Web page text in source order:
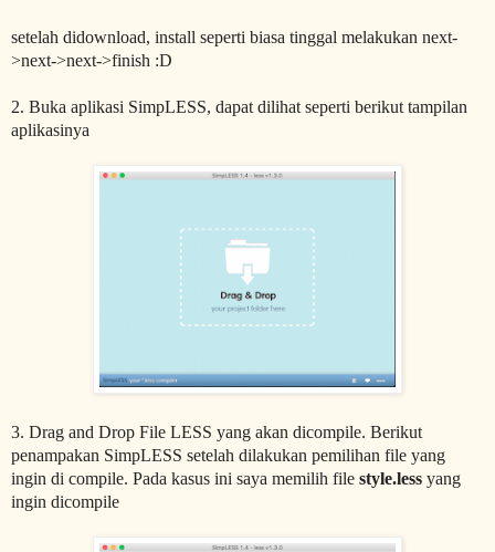
setelah didownload, install seperti biasa tinggal melakukan next-
>next->next->finish :D
2. Buka aplikasi SimpLESS, dapat dilihat seperti berikut tampilan
aplikasinya
3. Drag and Drop File LESS yang akan dicompile. Berikut
penampakan SimpLESS setelah dilakukan pemilihan file yang
ingin di compile. Pada kasus ini saya memilih file style.less yang
ingin dicompile